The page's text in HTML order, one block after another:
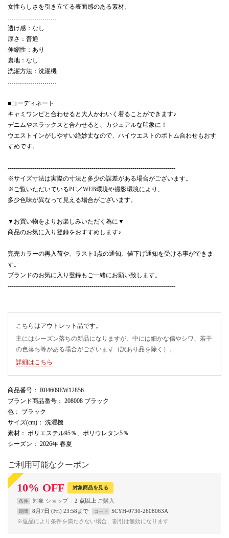
女性らしさを引き立てる表面感のある素材。
透け感：なし
厚さ：普通
伸縮性：あり
裏地：なし
洗濯方法：洗濯機
■コーディネート
キャミワンピと合わせると大人かわいく着ることができます♪
デニムやスラックスと合わせると、カジュアルな印象に！
ウエストインがしやすい絶妙丈なので、ハイウエストのボトム合わせもおす
すめです。
----------------------------------------------------------------------------------
※サイズ寸法は実際の寸法と多少の誤差がある場合がございます。
※ご覧いただいているPC／WEB環境や撮影環境により、
多少色味が異なって見える場合がございます。
▼お買い物をよりお楽しみいただく為に▼
商品のお気に入り登録をおすすめします♪
完売カラーの再入荷や、ラスト1点の通知、値下げ通知を受ける事ができま
す。
ブランドのお気に入り登録もご一緒にお願い致します。
----------------------------------------------------------------------------------
こちらはアウトレット品です。
主にはシーズン落ちの新品になりますが、中には細かな傷やシワ、若干
の色落ち等がある場合がございます（訳あり品を除く）。
詳細はこちら
商品番号 ： R04609EW12856
ブランド商品番号 ： 208008 ブラック
色 ： ブラック
サイズ(cm) ： 洗濯機
素材 ： ポリエステル95％、ポリウレタン5％
シーズン ： 2026年 春夏
ご利用可能なクーポン
10% OFF 対象商品を見る
条件 対象 ショップ 2 点以上
期間 8月7日 (Fri) 23:58まで コード
SCYH-0730-2608063A
※返品により条件を満たさない場合、割引は無効になります